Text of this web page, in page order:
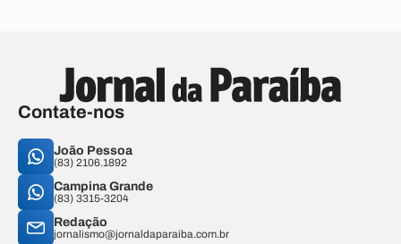
Contate-nos
João Pessoa
(83) 2106.1892
Campina Grande
(83) 3315-3204
Redação
jornalismo@jornaldaparaiba.com.br